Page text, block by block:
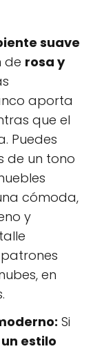
suave
de rosa y
aporta
que el
Puedes
de un tono
cómoda,
y
en
Si
estilo